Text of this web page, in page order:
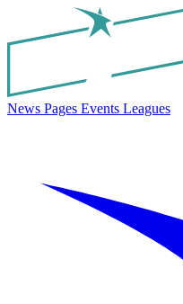
News Pages Events Leagues